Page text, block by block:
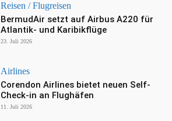
Reisen / Flugreisen
BermudAir setzt auf Airbus A220 für
Atlantik- und Karibikflüge
23. Juli 2026
Airlines
Corendon Airlines bietet neuen Self-
Check-in an Flughäfen
11. Juli 2026